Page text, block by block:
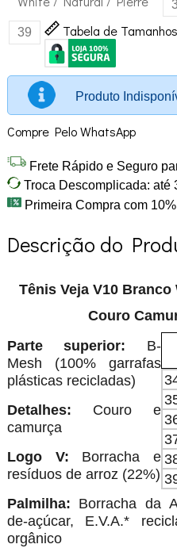
39 Tabela de Tamanhos
Produto
Compre Pelo WhatsApp
Frete Rápido e Seguro
Troca Descomplicada: até
Primeira Compra com
Descrição do
Tênis Veja V10 Branco
Couro
Parte superior: B-
Mesh (100% garrafas
plásticas recicladas)
Detalhes: Couro e
camurça
Logo V: Borracha e
resíduos de arroz (22%)
Palmilha: Borracha da
de-açúcar, E.V.A.*
orgânico